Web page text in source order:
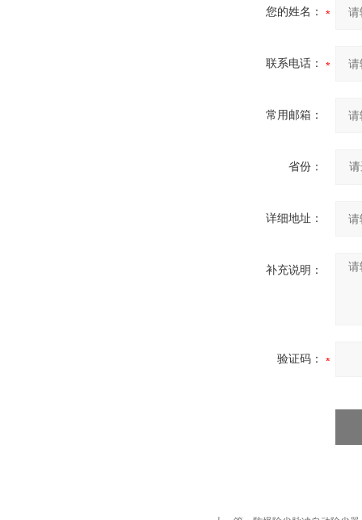
您的姓名：
联系电话：
常用邮箱：
省份：
详细地址：
补充说明：
验证码：